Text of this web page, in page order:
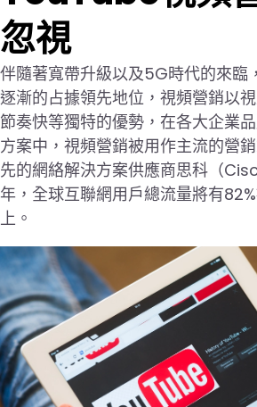
忽視
伴隨著寬帶升級以及5G時代的來臨
逐漸的占據領先地位，視頻營銷以
節奏快等獨特的優勢，在各大企業
方案中，視頻營銷被用作主流的營
先的網絡解決方案供應商思科（
年，全球互聯網用戶總流量將有
上。